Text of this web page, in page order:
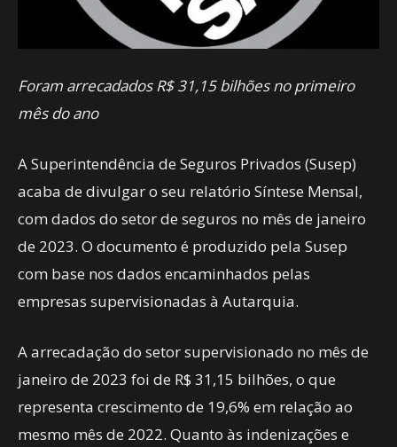
Foram arrecadados R$ 31,15 bilhões no primeiro
mês do ano
A Superintendência de Seguros Privados (Susep)
acaba de divulgar o seu relatório Síntese Mensal,
com dados do setor de seguros no mês de janeiro
de 2023. O documento é produzido pela Susep
com base nos dados encaminhados pelas
empresas supervisionadas à Autarquia.
A arrecadação do setor supervisionado no mês de
janeiro de 2023 foi de R$ 31,15 bilhões, o que
representa crescimento de 19,6% em relação ao
mesmo mês de 2022. Quanto às indenizações e